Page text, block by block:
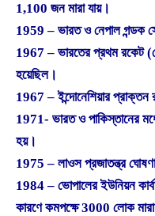
1,100 জন মারা যায়।
1959 – ভারত ও নেপাল গন্ডক
1967 – ভারতের প্রথম রকেট
হয়েছিল।
1967 – ইন্দোনেশিয়ার প্রাক্তন
1971- ভারত ও পাকিস্তানের
হয়।
1975 – লাওস প্রজাতন্ত্র
1984 – ভোপালের ইউনিয়ন
কারণে কমপক্ষে 3000 লোক মারা